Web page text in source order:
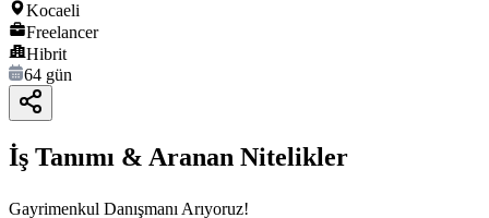
Kocaeli
Freelancer
Hibrit
64 gün
İş Tanımı & Aranan Nitelikler
Gayrimenkul Danışmanı Arıyoruz!